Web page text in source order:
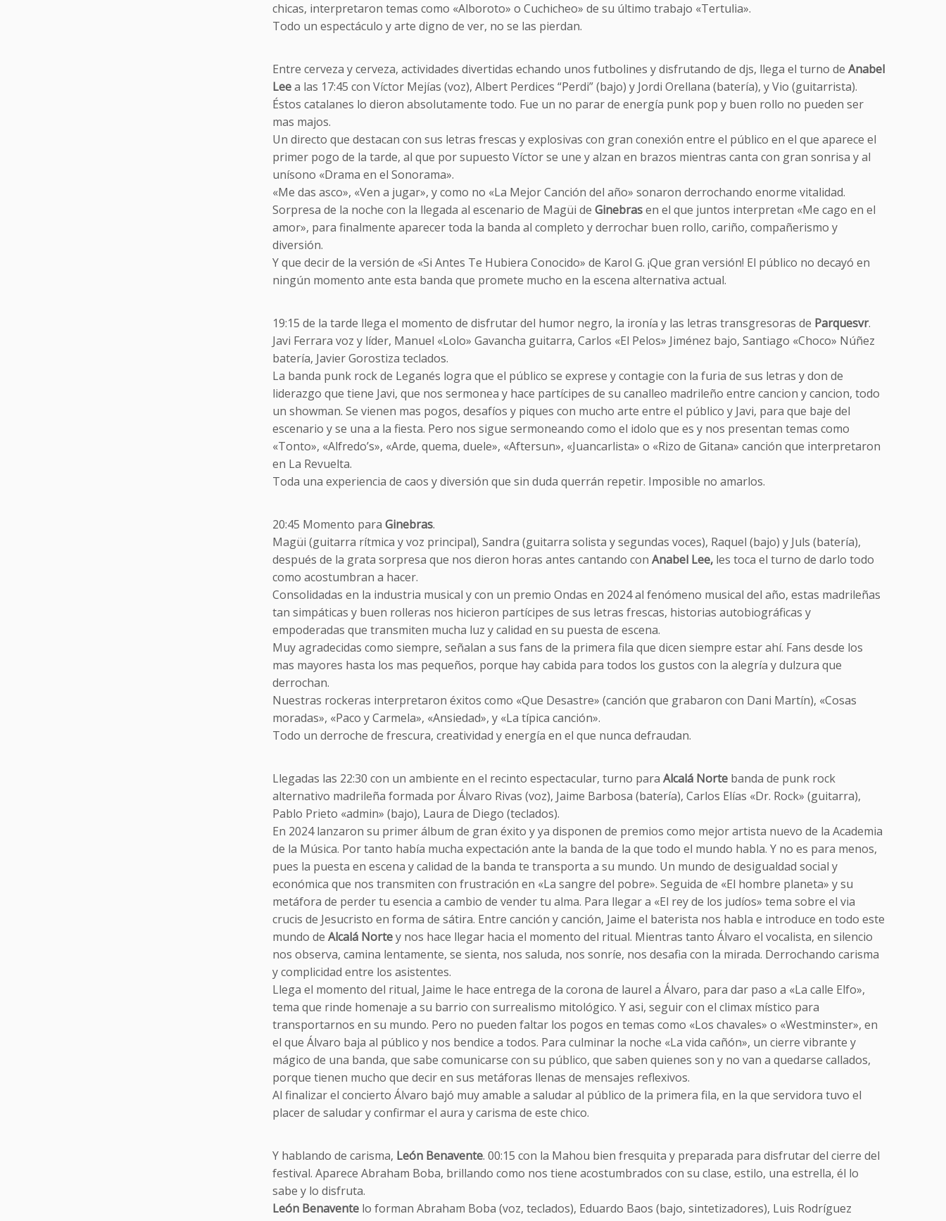
chicas, interpretaron temas como «Alboroto» o Cuchicheo» de su último trabajo «Tertulia».
Todo un espectáculo y arte digno de ver, no se las pierdan.
Entre cerveza y cerveza, actividades divertidas echando unos futbolines y disfrutando de djs, llega el turno de Anabel
Leea las 17:45 con Víctor Mejías (voz), Albert Perdices “Perdi” (bajo) y Jordi Orellana (batería), y Vio (guitarrista).
Éstos catalanes lo dieron absolutamente todo. Fue un no parar de energía punk pop y buen rollo no pueden ser
mas majos.
Un directo que destacan con sus letras frescas y explosivas con gran conexión entre el público en el que aparece el
primer pogo de la tarde, al que por supuesto Víctor se une y alzan en brazos mientras canta con gran sonrisa y al
unísono «Drama en el Sonorama».
«Me das asco», «Ven a jugar», y como no «La Mejor Canción del año» sonaron derrochando enorme vitalidad.
Sorpresa de la noche con la llegada al escenario de Magüi de Ginebrasen el que juntos interpretan «Me cago en el
amor», para finalmente aparecer toda la banda al completo y derrochar buen rollo, cariño, compañerismo y
diversión.
Y que decir de la versión de «Si Antes Te Hubiera Conocido» de Karol G. ¡Que gran versión! El público no decayó en
ningún momento ante esta banda que promete mucho en la escena alternativa actual.
19:15 de la tarde llega el momento de disfrutar del humor negro, la ironía y las letras transgresoras de Parquesvr.
Javi Ferrara voz y líder, Manuel «Lolo» Gavancha guitarra, Carlos «El Pelos» Jiménez bajo, Santiago «Choco» Núñez
batería, Javier Gorostiza teclados.
La banda punk rock de Leganés logra que el público se exprese y contagie con la furia de sus letras y don de
liderazgo que tiene Javi, que nos sermonea y hace partícipes de su canalleo madrileño entre cancion y cancion, todo
un showman. Se vienen mas pogos, desafíos y piques con mucho arte entre el público y Javi, para que baje del
escenario y se una a la fiesta. Pero nos sigue sermoneando como el idolo que es y nos presentan temas como
«Tonto», «Alfredo’s», «Arde, quema, duele», «Aftersun», «Juancarlista» o «Rizo de Gitana» canción que interpretaron
en La Revuelta.
Toda una experiencia de caos y diversión que sin duda querrán repetir. Imposible no amarlos.
20:45 Momento para Ginebras.
Magüi (guitarra rítmica y voz principal), Sandra (guitarra solista y segundas voces), Raquel (bajo) y Juls (batería),
después de la grata sorpresa que nos dieron horas antes cantando con Anabel Lee, les toca el turno de darlo todo
como acostumbran a hacer.
Consolidadas en la industria musical y con un premio Ondas en 2024 al fenómeno musical del año, estas madrileñas
tan simpáticas y buen rolleras nos hicieron partícipes de sus letras frescas, historias autobiográficas y
empoderadas que transmiten mucha luz y calidad en su puesta de escena.
Muy agradecidas como siempre, señalan a sus fans de la primera fila que dicen siempre estar ahí. Fans desde los
mas mayores hasta los mas pequeños, porque hay cabida para todos los gustos con la alegría y dulzura que
derrochan.
Nuestras rockeras interpretaron éxitos como «Que Desastre» (canción que grabaron con Dani Martín), «Cosas
moradas», «Paco y Carmela», «Ansiedad», y «La típica canción».
Todo un derroche de frescura, creatividad y energía en el que nunca defraudan.
Llegadas las 22:30 con un ambiente en el recinto espectacular, turno para Alcalá Norte banda de punk rock
alternativo madrileña formada por Álvaro Rivas (voz), Jaime Barbosa (batería), Carlos Elías «Dr. Rock» (guitarra),
Pablo Prieto «admin» (bajo), Laura de Diego (teclados).
En 2024 lanzaron su primer álbum de gran éxito y ya disponen de premios como mejor artista nuevo de la Academia
de la Música. Por tanto había mucha expectación ante la banda de la que todo el mundo habla. Y no es para menos,
pues la puesta en escena y calidad de la banda te transporta a su mundo. Un mundo de desigualdad social y
económica que nos transmiten con frustración en «La sangre del pobre». Seguida de «El hombre planeta» y su
metáfora de perder tu esencia a cambio de vender tu alma. Para llegar a «El rey de los judíos» tema sobre el via
crucis de Jesucristo en forma de sátira. Entre canción y canción, Jaime el baterista nos habla e introduce en todo este
mundo de Alcalá Nortey nos hace llegar hacia el momento del ritual. Mientras tanto Álvaro el vocalista, en silencio
nos observa, camina lentamente, se sienta, nos saluda, nos sonríe, nos desafia con la mirada. Derrochando carisma
y complicidad entre los asistentes.
Llega el momento del ritual, Jaime le hace entrega de la corona de laurel a Álvaro, para dar paso a «La calle Elfo»,
tema que rinde homenaje a su barrio con surrealismo mitológico. Y asi, seguir con el climax místico para
transportarnos en su mundo. Pero no pueden faltar los pogos en temas como «Los chavales» o «Westminster», en
el que Álvaro baja al público y nos bendice a todos. Para culminar la noche «La vida cañón», un cierre vibrante y
mágico de una banda, que sabe comunicarse con su público, que saben quienes son y no van a quedarse callados,
porque tienen mucho que decir en sus metáforas llenas de mensajes reflexivos.
Al finalizar el concierto Álvaro bajó muy amable a saludar al público de la primera fila, en la que servidora tuvo el
placer de saludar y confirmar el aura y carisma de este chico.
Y hablando de carisma, León Benavente. 00:15 con la Mahou bien fresquita y preparada para disfrutar del cierre del
festival. Aparece Abraham Boba, brillando como nos tiene acostumbrados con su clase, estilo, una estrella, él lo
sabe y lo disfruta.
León Benavente lo forman Abraham Boba (voz, teclados), Eduardo Baos (bajo, sintetizadores), Luis Rodríguez